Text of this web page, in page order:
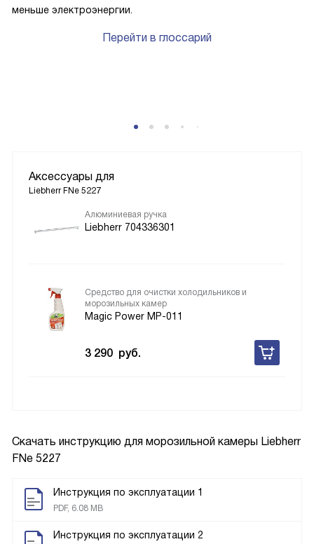
Скачать инструкцию для морозильной камеры Liebherr
FNe 5227
Инструкция по эксплуатации 1
PDF, 6.08 MB
Инструкция по эксплуатации 2
меньше электроэнергии.
Перейти в глоссарий
Аксессуары для
Liebherr FNe 5227
Алюминиевая ручка
Liebherr 704336301
Средство для очистки холодильников и
морозильных камер
Magic Power MP-011
3 290 руб.